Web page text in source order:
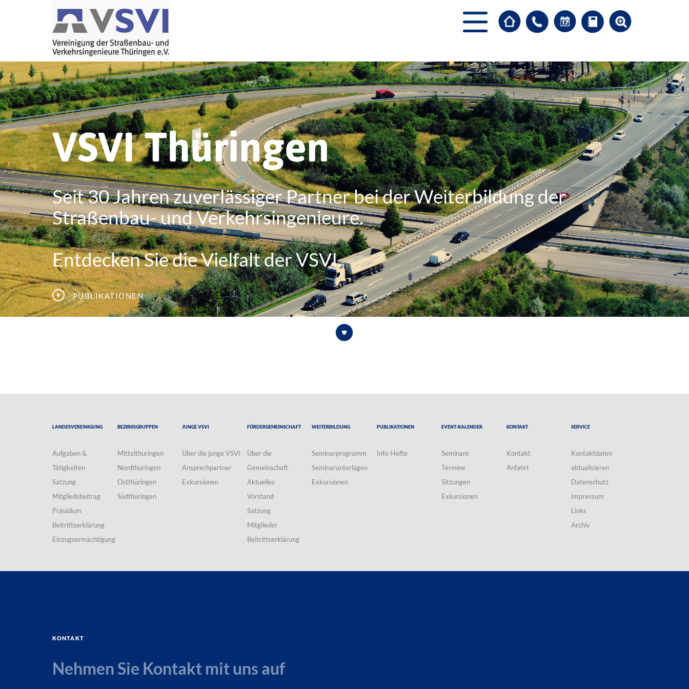
VSVI Thüringen
Seit 30 Jahren zuverlässiger Partner bei der Weiterbildung der
Straßenbau- und Verkehrsingenieure.
Entdecken Sie die Vielfalt der VSVI.
Publikationen
Landesvereinigung
Aufgaben &
Tätigkeiten
Satzung
Mitgliedsbeitrag
Präsidium
Beitrittserklärung
Einzugsermächtigung
Bezirksgruppen
Mittelthüringen
Nordthüringen
Ostthüringen
Südthüringen
Junge VSVI
Über die junge VSVI
Ansprechpartner
Exkursionen
Fördergemeinschaft
Über die
Gemeinschaft
Aktuelles
Vorstand
Satzung
Mitglieder
Beitrittserklärung
Weiterbildung
Seminarprogramm
Seminarunterlagen
Exkursionen
Publikationen
Info-Hefte
Event-Kalender
Seminare
Termine
Sitzungen
Exkursionen
Kontakt
Kontakt
Anfahrt
Service
Kontaktdaten
aktualisieren
Datenschutz
Impressum
Links
Archiv
Kontakt
Nehmen Sie Kontakt mit uns auf